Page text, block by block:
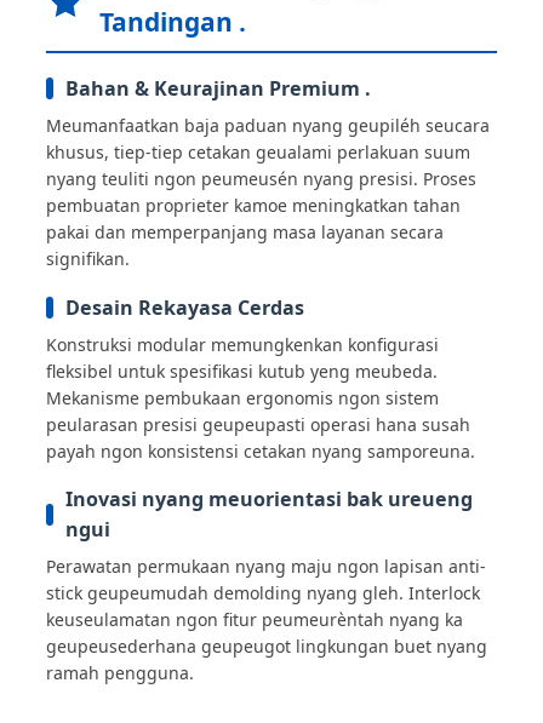
Tandingan .
Bahan & Keurajinan Premium .
Meumanfaatkan baja paduan nyang geupiléh seucara
khusus, tiep-tiep cetakan geualami perlakuan suum
nyang teuliti ngon peumeusén nyang presisi. Proses
pembuatan proprieter kamoe meningkatkan tahan
pakai dan memperpanjang masa layanan secara
signifikan.
Desain Rekayasa Cerdas
Konstruksi modular memungkenkan konfigurasi
fleksibel untuk spesifikasi kutub yeng meubeda.
Mekanisme pembukaan ergonomis ngon sistem
peularasan presisi geupeupasti operasi hana susah
payah ngon konsistensi cetakan nyang samporeuna.
Inovasi nyang meuorientasi bak ureueng
ngui
Perawatan permukaan nyang maju ngon lapisan anti-
stick geupeumudah demolding nyang gleh. Interlock
keuseulamatan ngon fitur peumeurèntah nyang ka
geupeusederhana geupeugot lingkungan buet nyang
ramah pengguna.